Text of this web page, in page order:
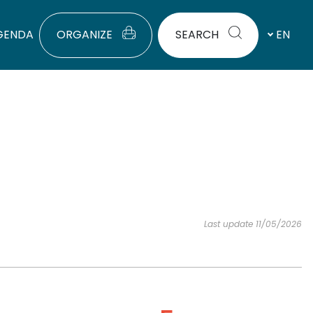
ORGANIZE SEARCH EN
Last update 11/05/2026